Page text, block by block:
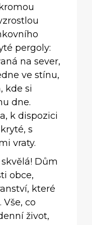
pergoly:
na sever,
ve stínu,
kde si
dne.
k dispozici
s
vraty.
Dům
obce,
které
co
život,